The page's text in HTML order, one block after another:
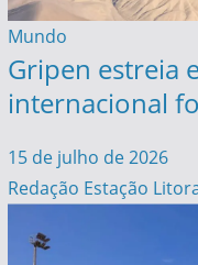
Mundo
Gripen estreia
internacional
15 de julho de 2026
Redação Estação